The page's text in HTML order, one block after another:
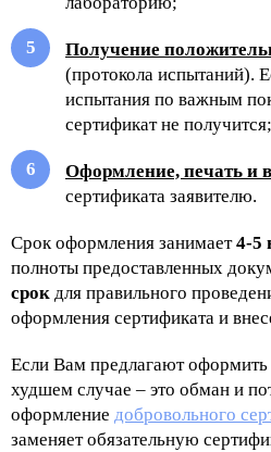
Получение
(протокола испытаний).
испытания по важным
сертификат не получится;
Оформление, печать и
сертификата заявителю.
Срок оформления занимает4-5
полноты предоставленных
срок для правильного
оформления сертификата и
Если Вам предлагают оформить
худшем случае – это обман и
оформление добровольного
заменяет обязательную